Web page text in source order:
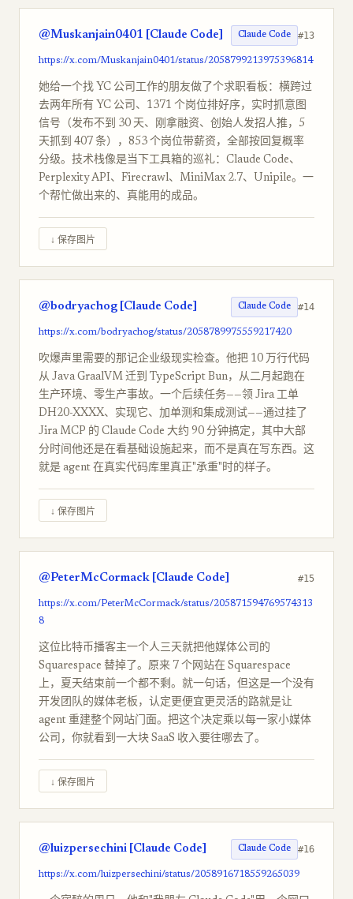
@Muskanjain0401 [Claude Code] Claude Code #13
https://x.com/Muskanjain0401/status/2058799213975396814
她给一个找 YC 公司工作的朋友做了个求职看板：横跨过
去两年所有 YC 公司、1371 个岗位排好序，实时抓意图
信号（发布不到 30 天、刚拿融资、创始人发招人推，5
天抓到 407 条），853 个岗位带薪资，全部按回复概率
分级。技术栈像是当下工具箱的巡礼：Claude Code、
Perplexity API、Firecrawl、MiniMax 2.7、Unipile。一
个帮忙做出来的、真能用的成品。
↓ 保存图片
@bodryachog [Claude Code] Claude Code #14
https://x.com/bodryachog/status/2058789975559217420
吹爆声里需要的那记企业级现实检查。他把 10 万行代码
从 Java GraalVM 迁到 TypeScript Bun，从二月起跑在
生产环境、零生产事故。一个后续任务——领 Jira 工单
DH20-XXXX、实现它、加单测和集成测试——通过挂了
Jira MCP 的 Claude Code 大约 90 分钟搞定，其中大部
分时间他还是在看基础设施起来，而不是真在写东西。这
就是 agent 在真实代码库里真正"承重"时的样子。
↓ 保存图片
@PeterMcCormack [Claude Code] #15
https://x.com/PeterMcCormack/status/205871594769574313
8
这位比特币播客主一个人三天就把他媒体公司的
Squarespace 替掉了。原来 7 个网站在 Squarespace
上，夏天结束前一个都不剩。就一句话，但这是一个没有
开发团队的媒体老板，认定更便宜更灵活的路就是让
agent 重建整个网站门面。把这个决定乘以每一家小媒体
公司，你就看到一大块 SaaS 收入要往哪去了。
↓ 保存图片
@luizpersechini [Claude Code] Claude Code #16
https://x.com/luizpersechini/status/2058916718559265039